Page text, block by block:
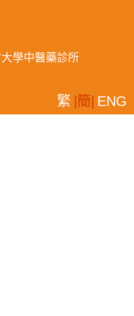
學中醫藥診所
繁 |簡| ENG